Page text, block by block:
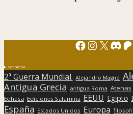
Facebook
X
Sorpresa
2ª Guerra Mundial. Alejandro Magno
Antigua Grecia antigua Roma Atenas
Edhasa Ediciones Salamina EEUU Egipto
España Estados Unidos Europa